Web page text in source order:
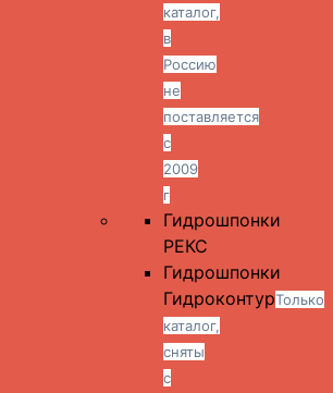
каталог,
в
Россию
не
поставляется
с
2009
г
Гидрошпонки
РЕКС
Гидрошпонки
ГидроконтурТолько
каталог,
сняты
с